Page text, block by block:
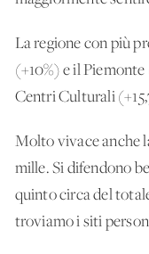
La regione con più
(+10%) e il
Centri Culturali
Molto vivace anche
mille. Si difendono
quinto circa del
troviamo i siti